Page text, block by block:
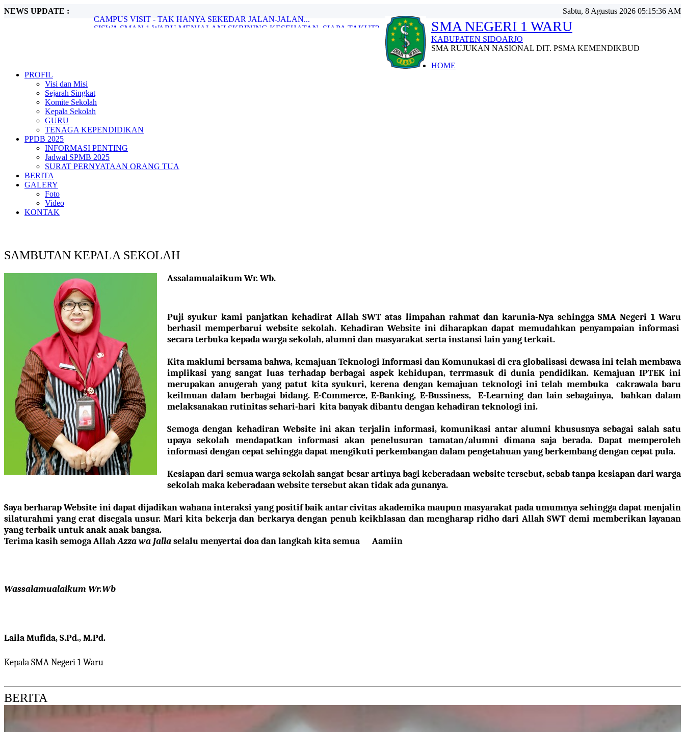
NEWS UPDATE :
SISWA SMAN 1 WARU MENJALANI SKRINING KESEHATAN. SIAPA TAKUT?...
HAPPY ENDING LDKS SMAN 1 WARU...
Sabtu, 8 Agustus 2026 05:15:39 AM
SMA NEGERI 1 WARU
KABUPATEN SIDOARJO
SMA RUJUKAN NASIONAL DIT. PSMA KEMENDIKBUD
HOME
PROFIL
Visi dan Misi
Sejarah Singkat
Komite Sekolah
Kepala Sekolah
GURU
TENAGA KEPENDIDIKAN
PPDB 2025
INFORMASI PENTING
Jadwal SPMB 2025
SURAT PERNYATAAN ORANG TUA
BERITA
GALERY
Foto
Video
KONTAK
SAMBUTAN KEPALA SEKOLAH
Assalamualaikum Wr. Wb.
Puji syukur kami panjatkan kehadirat Allah SWT atas limpahan rahmat dan karunia-Nya sehinggaSMA Negeri 1 Waru
berhasilmemperbarui websitesekolah. Kehadiran Website ini diharapkan dapat memudahkan penyampaian informasi
secara terbuka kepada warga sekolah, alumni dan masyarakat serta instansi lain yang terkait.
Kita maklumi bersama bahwa, kemajuan Teknologi Informasi dan Komunukasi di era globalisasi dewasa ini telah membawa
implikasi yang sangat luas terhadap berbagai aspek kehidupan, terrmasuk di dunia pendidikan. Kemajuan IPTEK ini
merupakan anugerah yang patut kita syukuri, kerena dengan kemajuan teknologi ini telah membuka cakrawala baru
keilmuan dalam berbagai bidang. E-Commerce, E-Banking, E-Bussiness, E-Learning dan lain sebagainya, bahkan dalam
melaksanakan rutinitas sehari-hari kita banyak dibantu dengan kehadiran teknologi ini.
Semoga dengan kehadiran Website ini akan terjalin informasi, komunikasi antar alumni khususnya sebagai salah satu
upaya sekolah mendapatkan informasi akan penelusuran tamatan/alumni dimana saja berada. Dapat memperoleh
informasi dengan cepat sehingga dapat mengikuti perkembangan dalam pengetahuan yang berkembang dengan cepat pula.
Kesiapan dari semua warga sekolah sangat besar artinya bagi keberadaan website tersebut, sebab tanpa kesiapan dari warga
sekolah maka keberadaan website tersebut akan tidak ada gunanya.
Saya berharap Website ini dapat dijadikan wahana interaksi yang positif baik antar civitas akademika maupun masyarakat pada umumnya sehingga dapat menjalin
silaturahmi yang erat disegala unsur. Mari kita bekerja dan berkaryadengan penuh keikhlasan dan mengharap ridhodari Allah SWT demi memberikan layanan
yang terbaik untukanakanakbangsa.
Terima kasih semoga AllahAzzawa Jallaselalumenyertai doadan langkahkita semua Aamiin
Wassalamualaikum Wr.Wb
Laila Mufida, S.Pd., M.Pd.
Kepala SMA Negeri 1 Waru
BERITA